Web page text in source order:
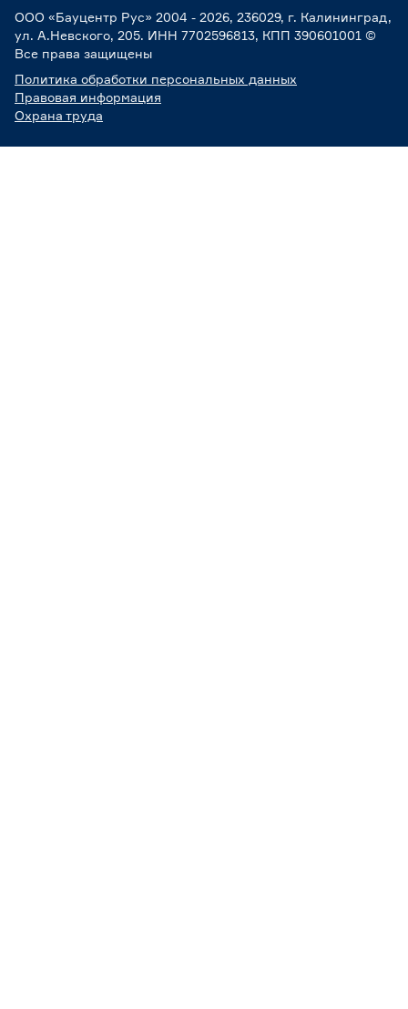
ООО «Бауцентр Рус» 2004 - 2026, 236029, г. Калининград,
ул. А.Невского, 205. ИНН 7702596813, КПП 390601001 ©
Все права защищены
Политика обработки персональных данных
Правовая информация
Охрана труда